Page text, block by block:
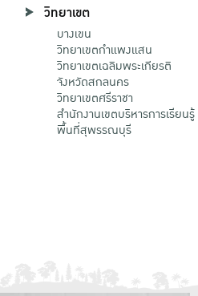
วิทยาเขต
บางเขน
วิทยาเขตกําแพงแสน
วิทยาเขตเฉลิมพระเกียรติ
จังหวัดสกลนคร
วิทยาเขตศรีราชา
สำนักงานเขตบริหารการเรียนรู้
พื้นที่สุพรรณบุรี